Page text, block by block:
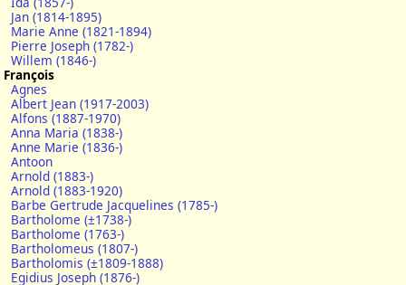
Jan (1814-1895)
Marie Anne (1821-1894)
Pierre Joseph (1782-)
Willem (1846-)
François
Agnes
Albert Jean (1917-2003)
Alfons (1887-1970)
Anna Maria (1838-)
Anne Marie (1836-)
Antoon
Arnold (1883-)
Arnold (1883-1920)
Barbe Gertrude Jacquelines (1785-)
Bartholome (±1738-)
Bartholome (1763-)
Bartholomeus (1807-)
Bartholomis (±1809-1888)
Egidius Joseph (1876-)